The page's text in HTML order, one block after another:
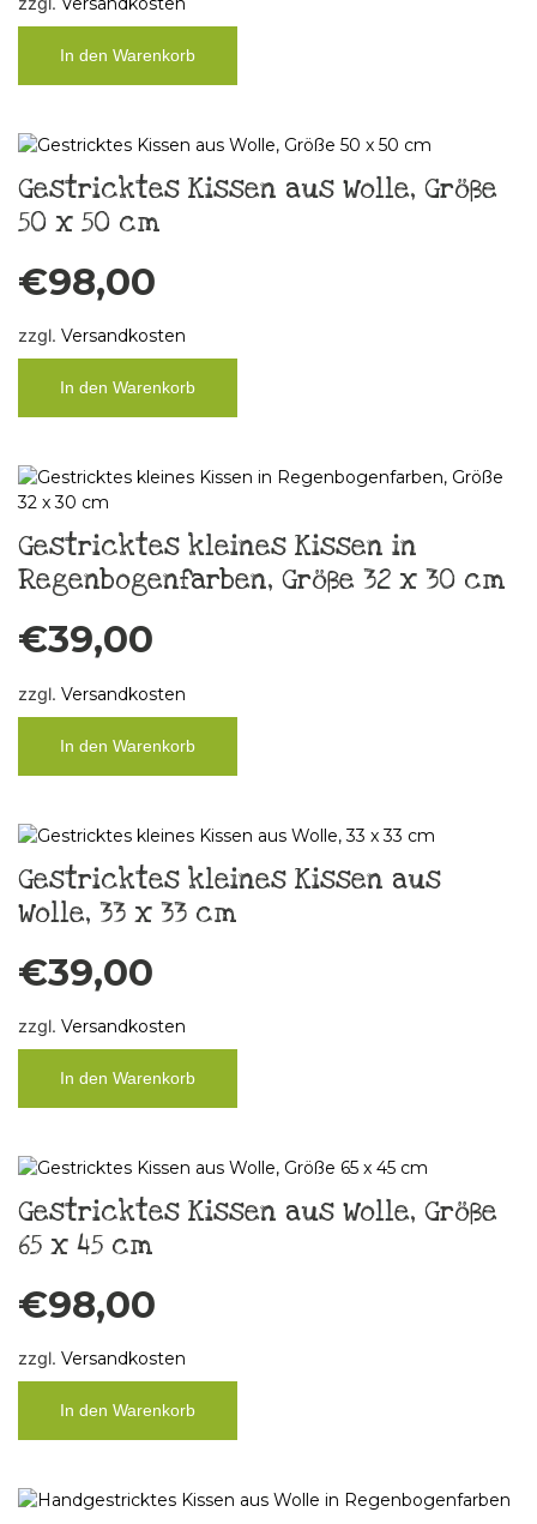
In den Warenkorb
Gestricktes Kissen aus Wolle, Größe
50 x 50 cm
€98,00
zzgl. Versandkosten
In den Warenkorb
Gestricktes kleines Kissen in
Regenbogenfarben, Größe 32 x 30 cm
€39,00
zzgl. Versandkosten
In den Warenkorb
Gestricktes kleines Kissen aus
Wolle, 33 x 33 cm
€39,00
zzgl. Versandkosten
In den Warenkorb
Gestricktes Kissen aus Wolle, Größe
65 x 45 cm
€98,00
zzgl. Versandkosten
In den Warenkorb